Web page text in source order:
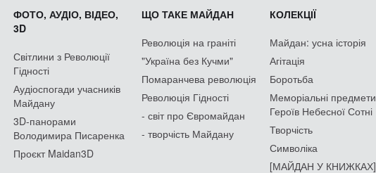
ФОТО, АУДІО, ВІДЕО,
3D
Світлини з Революції
Гідності
Аудіоспогади учасників
Майдану
3D-панорами
Володимира Писаренка
Проєкт Maidan3D
ЩО ТАКЕ МАЙДАН
Революція на граніті
"Україна без Кучми"
Помаранчева революція
Революція Гідності
- світ про Євромайдан
- творчість Майдану
КОЛЕКЦІЇ
Майдан: усна історія
Агітація
Боротьба
Меморіальні предмети
Героїв Небесної Сотні
Творчість
Символіка
[МАЙДАН У КНИЖКАХ]